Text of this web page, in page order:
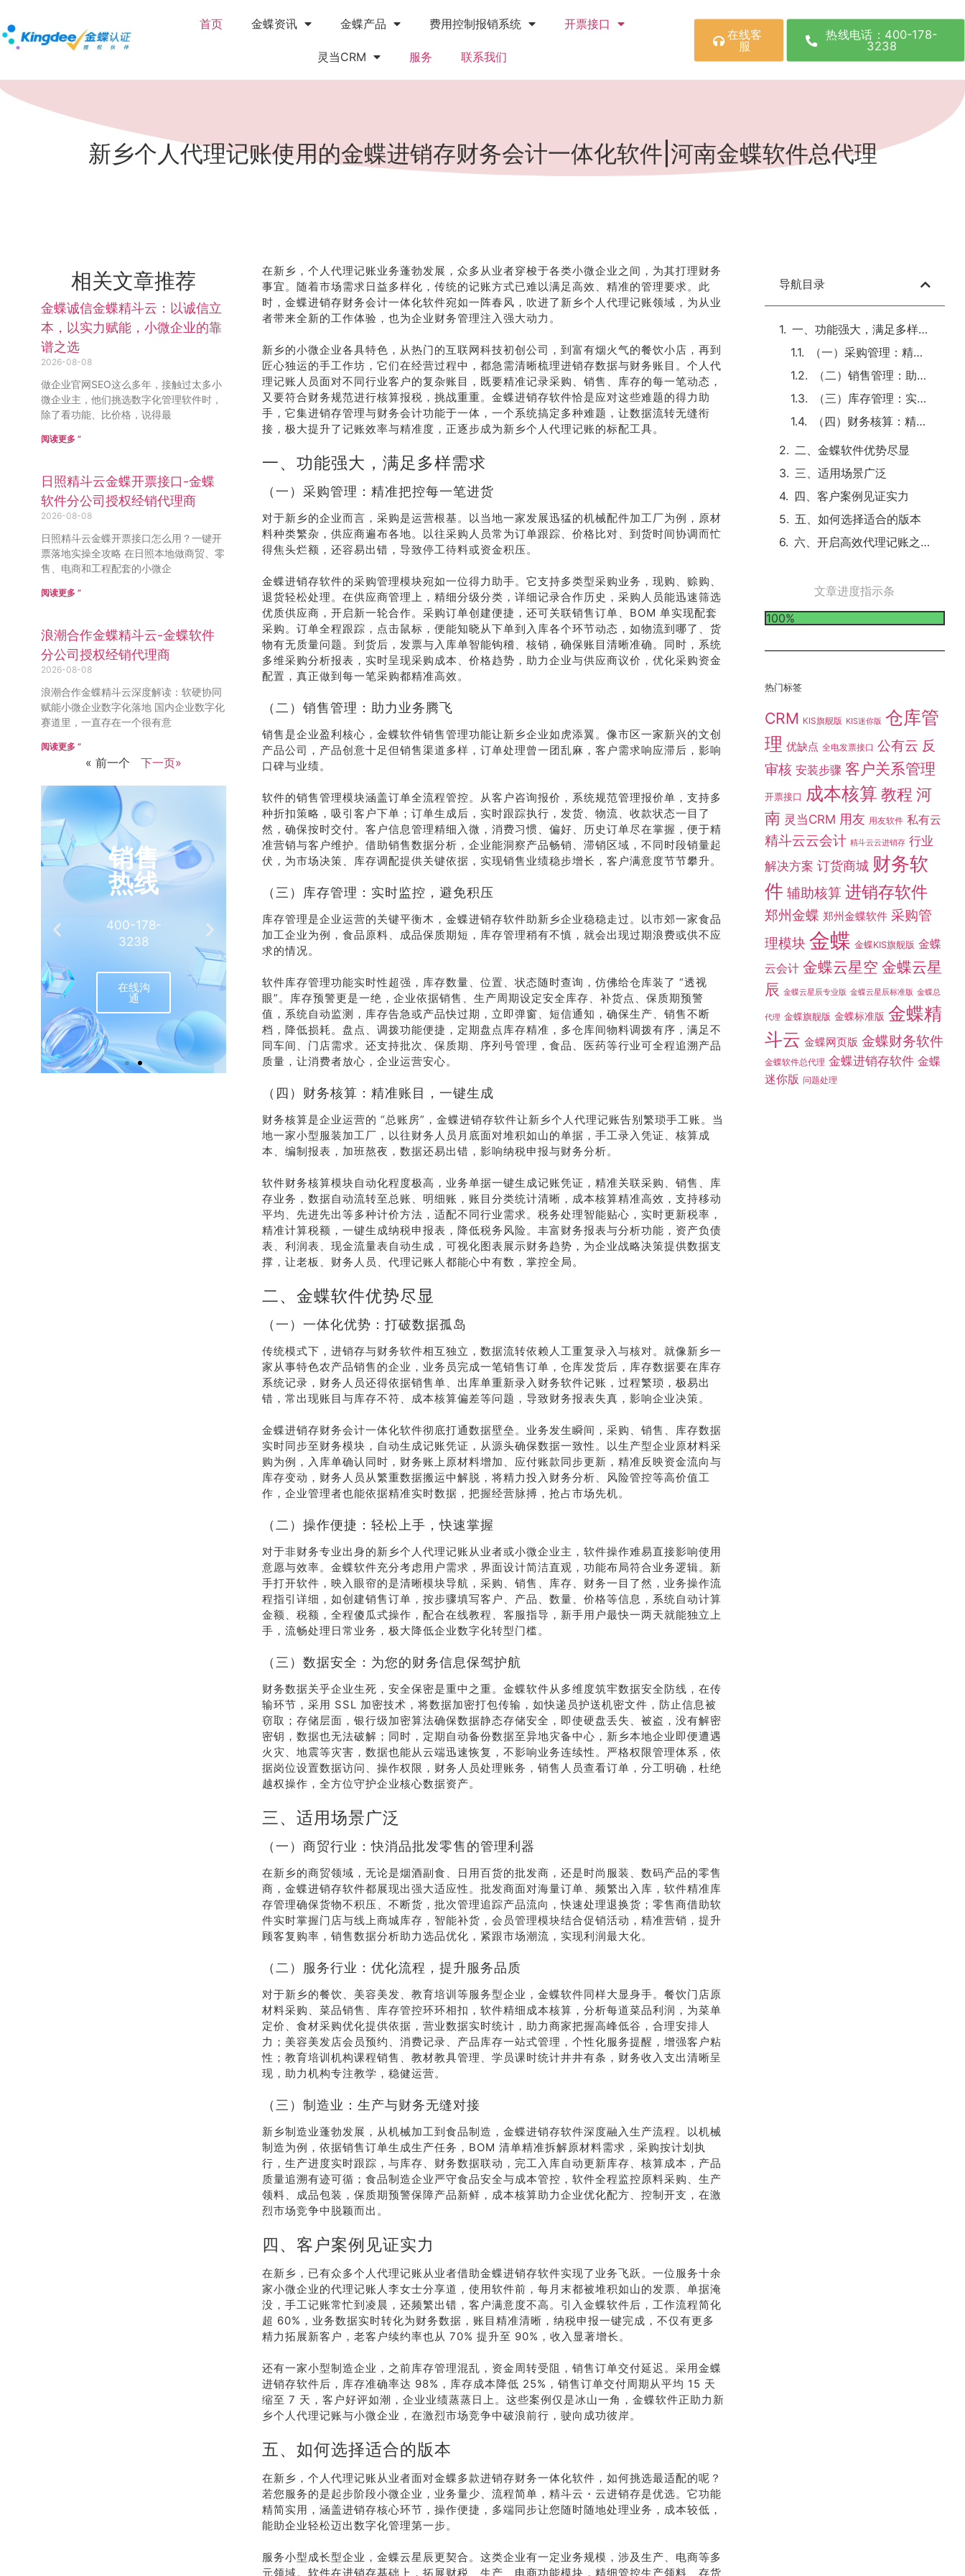
首页 金蝶资讯 金蝶产品 费用控制报销系统 开票接口
灵当CRM 服务 联系我们
在线客
服
热线电话：400-178-
3238
新乡个人代理记账使用的金蝶进销存财务会计一体化软件|河南金蝶软件总代理
相关文章推荐
金蝶诚信金蝶精斗云：以诚信立
本，以实力赋能，小微企业的靠
谱之选
2026-08-08
做企业官网SEO这么多年，接触过太多小
微企业主，他们挑选数字化管理软件时，
除了看功能、比价格，说得最
阅读更多 ”
日照精斗云金蝶开票接口-金蝶
软件分公司授权经销代理商
2026-08-08
日照精斗云金蝶开票接口怎么用？一键开
票落地实操全攻略 在日照本地做商贸、零
售、电商和工程配套的小微企
阅读更多 ”
浪潮合作金蝶精斗云-金蝶软件
分公司授权经销代理商
2026-08-08
浪潮合作金蝶精斗云深度解读：软硬协同
赋能小微企业数字化落地 国内企业数字化
赛道里，一直存在一个很有意
阅读更多 ”
« 前一个 下一页»
推荐
有礼
介绍客户豪礼
相送
销售
热线
400-178-
3238
在线沟
通
在新乡，个人代理记账业务蓬勃发展，众多从业者穿梭于各类小微企业之间，为其打理财务
事宜。随着市场需求日益多样化，传统的记账方式已难以满足高效、精准的管理要求。此
时，金蝶进销存财务会计一体化软件宛如一阵春风，吹进了新乡个人代理记账领域，为从业
者带来全新的工作体验，也为企业财务管理注入强大动力。
新乡的小微企业各具特色，从热门的互联网科技初创公司，到富有烟火气的餐饮小店，再到
匠心独运的手工作坊，它们在经营过程中，都急需清晰梳理进销存数据与财务账目。个人代
理记账人员面对不同行业客户的复杂账目，既要精准记录采购、销售、库存的每一笔动态，
又要符合财务规范进行核算报税，挑战重重。金蝶进销存软件恰是应对这些难题的得力助
手，它集进销存管理与财务会计功能于一体，一个系统搞定多种难题，让数据流转无缝衔
接，极大提升了记账效率与精准度，正逐步成为新乡个人代理记账的标配工具。
一、功能强大，满足多样需求
（一）采购管理：精准把控每一笔进货
对于新乡的企业而言，采购是运营根基。以当地一家发展迅猛的机械配件加工厂为例，原材
料种类繁杂，供应商遍布各地。以往采购人员常为订单跟踪、价格比对、到货时间协调而忙
得焦头烂额，还容易出错，导致停工待料或资金积压。
金蝶进销存软件的采购管理模块宛如一位得力助手。它支持多类型采购业务，现购、赊购、
退货轻松处理。在供应商管理上，精细分级分类，详细记录合作历史，采购人员能迅速筛选
优质供应商，开启新一轮合作。采购订单创建便捷，还可关联销售订单、BOM 单实现配套
采购。订单全程跟踪，点击鼠标，便能知晓从下单到入库各个环节动态，如物流到哪了、货
物有无质量问题。到货后，发票与入库单智能钩稽、核销，确保账目清晰准确。同时，系统
多维采购分析报表，实时呈现采购成本、价格趋势，助力企业与供应商议价，优化采购资金
配置，真正做到每一笔采购都精准高效。
（二）销售管理：助力业务腾飞
销售是企业盈利核心，金蝶软件销售管理功能让新乡企业如虎添翼。像市区一家新兴的文创
产品公司，产品创意十足但销售渠道多样，订单处理曾一团乱麻，客户需求响应滞后，影响
口碑与业绩。
软件的销售管理模块涵盖订单全流程管控。从客户咨询报价，系统规范管理报价单，支持多
种折扣策略，吸引客户下单；订单生成后，实时跟踪执行，发货、物流、收款状态一目了
然，确保按时交付。客户信息管理精细入微，消费习惯、偏好、历史订单尽在掌握，便于精
准营销与客户维护。借助销售数据分析，企业能洞察产品畅销、滞销区域，不同时段销量起
伏，为市场决策、库存调配提供关键依据，实现销售业绩稳步增长，客户满意度节节攀升。
（三）库存管理：实时监控，避免积压
库存管理是企业运营的关键平衡木，金蝶进销存软件助新乡企业稳稳走过。以市郊一家食品
加工企业为例，食品原料、成品保质期短，库存管理稍有不慎，就会出现过期浪费或供不应
求的情况。
软件库存管理功能实时性超强，库存数量、位置、状态随时查询，仿佛给仓库装了 “透视
眼”。库存预警更是一绝，企业依据销售、生产周期设定安全库存、补货点、保质期预警
值，系统自动监测，库存告急或产品快过期，立即弹窗、短信通知，确保生产、销售不断
档，降低损耗。盘点、调拨功能便捷，定期盘点库存精准，多仓库间物料调拨有序，满足不
同车间、门店需求。还支持批次、保质期、序列号管理，食品、医药等行业可全程追溯产品
质量，让消费者放心，企业运营安心。
（四）财务核算：精准账目，一键生成
财务核算是企业运营的 “总账房”，金蝶进销存软件让新乡个人代理记账告别繁琐手工账。当
地一家小型服装加工厂，以往财务人员月底面对堆积如山的单据，手工录入凭证、核算成
本、编制报表，加班熬夜，数据还易出错，影响纳税申报与财务分析。
软件财务核算模块自动化程度极高，业务单据一键生成记账凭证，精准关联采购、销售、库
存业务，数据自动流转至总账、明细账，账目分类统计清晰，成本核算精准高效，支持移动
平均、先进先出等多种计价方法，适配不同行业需求。税务处理智能贴心，实时更新税率，
精准计算税额，一键生成纳税申报表，降低税务风险。丰富财务报表与分析功能，资产负债
表、利润表、现金流量表自动生成，可视化图表展示财务趋势，为企业战略决策提供数据支
撑，让老板、财务人员、代理记账人都能心中有数，掌控全局。
二、金蝶软件优势尽显
（一）一体化优势：打破数据孤岛
传统模式下，进销存与财务软件相互独立，数据流转依赖人工重复录入与核对。就像新乡一
家从事特色农产品销售的企业，业务员完成一笔销售订单，仓库发货后，库存数据要在库存
系统记录，财务人员还得依据销售单、出库单重新录入财务软件记账，过程繁琐，极易出
错，常出现账目与库存不符、成本核算偏差等问题，导致财务报表失真，影响企业决策。
金蝶进销存财务会计一体化软件彻底打通数据壁垒。业务发生瞬间，采购、销售、库存数据
实时同步至财务模块，自动生成记账凭证，从源头确保数据一致性。以生产型企业原材料采
购为例，入库单确认同时，财务账上原材料增加、应付账款同步更新，精准反映资金流向与
库存变动，财务人员从繁重数据搬运中解脱，将精力投入财务分析、风险管控等高价值工
作，企业管理者也能依据精准实时数据，把握经营脉搏，抢占市场先机。
（二）操作便捷：轻松上手，快速掌握
对于非财务专业出身的新乡个人代理记账从业者或小微企业主，软件操作难易直接影响使用
意愿与效率。金蝶软件充分考虑用户需求，界面设计简洁直观，功能布局符合业务逻辑。新
手打开软件，映入眼帘的是清晰模块导航，采购、销售、库存、财务一目了然，业务操作流
程指引详细，如创建销售订单，按步骤填写客户、产品、数量、价格等信息，系统自动计算
金额、税额，全程傻瓜式操作，配合在线教程、客服指导，新手用户最快一两天就能独立上
手，流畅处理日常业务，极大降低企业数字化转型门槛。
（三）数据安全：为您的财务信息保驾护航
财务数据关乎企业生死，安全保密是重中之重。金蝶软件从多维度筑牢数据安全防线，在传
输环节，采用 SSL 加密技术，将数据加密打包传输，如快递员护送机密文件，防止信息被
窃取；存储层面，银行级加密算法确保数据静态存储安全，即使硬盘丢失、被盗，没有解密
密钥，数据也无法破解；同时，定期自动备份数据至异地灾备中心，新乡本地企业即便遭遇
火灾、地震等灾害，数据也能从云端迅速恢复，不影响业务连续性。严格权限管理体系，依
据岗位设置数据访问、操作权限，财务人员处理账务，销售人员查看订单，分工明确，杜绝
越权操作，全方位守护企业核心数据资产。
三、适用场景广泛
（一）商贸行业：快消品批发零售的管理利器
在新乡的商贸领域，无论是烟酒副食、日用百货的批发商，还是时尚服装、数码产品的零售
商，金蝶进销存软件都展现出强大适应性。批发商面对海量订单、频繁出入库，软件精准库
存管理确保货物不积压、不断货，批次管理追踪产品流向，快速处理退换货；零售商借助软
件实时掌握门店与线上商城库存，智能补货，会员管理模块结合促销活动，精准营销，提升
顾客复购率，销售数据分析助力选品优化，紧跟市场潮流，实现利润最大化。
（二）服务行业：优化流程，提升服务品质
对于新乡的餐饮、美容美发、教育培训等服务型企业，金蝶软件同样大显身手。餐饮门店原
材料采购、菜品销售、库存管控环环相扣，软件精细成本核算，分析每道菜品利润，为菜单
定价、食材采购优化提供依据，营业数据实时统计，助力商家把握高峰低谷，合理安排人
力；美容美发店会员预约、消费记录、产品库存一站式管理，个性化服务提醒，增强客户粘
性；教育培训机构课程销售、教材教具管理、学员课时统计井井有条，财务收入支出清晰呈
现，助力机构专注教学，稳健运营。
（三）制造业：生产与财务无缝对接
新乡制造业蓬勃发展，从机械加工到食品制造，金蝶进销存软件深度融入生产流程。以机械
制造为例，依据销售订单生成生产任务，BOM 清单精准拆解原材料需求，采购按计划执
行，生产进度实时跟踪，与库存、财务数据联动，完工入库自动更新库存、核算成本，产品
质量追溯有迹可循；食品制造企业严守食品安全与成本管控，软件全程监控原料采购、生产
领料、成品包装，保质期预警保障产品新鲜，成本核算助力企业优化配方、控制开支，在激
烈市场竞争中脱颖而出。
四、客户案例见证实力
在新乡，已有众多个人代理记账从业者借助金蝶进销存软件实现了业务飞跃。一位服务十余
家小微企业的代理记账人李女士分享道，使用软件前，每月末都被堆积如山的发票、单据淹
没，手工记账常忙到凌晨，还频繁出错，客户满意度不高。引入金蝶软件后，工作流程简化
超 60%，业务数据实时转化为财务数据，账目精准清晰，纳税申报一键完成，不仅有更多
精力拓展新客户，老客户续约率也从 70% 提升至 90%，收入显著增长。
还有一家小型制造企业，之前库存管理混乱，资金周转受阻，销售订单交付延迟。采用金蝶
进销存软件后，库存准确率达 98%，库存成本降低 25%，销售订单交付周期从平均 15 天
缩至 7 天，客户好评如潮，企业业绩蒸蒸日上。这些案例仅是冰山一角，金蝶软件正助力新
乡个人代理记账与小微企业，在激烈市场竞争中破浪前行，驶向成功彼岸。
五、如何选择适合的版本
在新乡，个人代理记账从业者面对金蝶多款进销存财务一体化软件，如何挑选最适配的呢？
若您服务的是起步阶段小微企业，业务量少、流程简单，精斗云・云进销存是优选。它功能
精简实用，涵盖进销存核心环节，操作便捷，多端同步让您随时随地处理业务，成本较低，
能助企业轻松迈出数字化管理第一步。
服务小型成长型企业，金蝶云星辰更契合。这类企业有一定业务规模，涉及生产、电商等多
元领域。软件在进销存基础上，拓展财税、生产、电商功能模块，精细管控生产领料、存货
导航目录
一、功能强大，满足多样需求
（一）采购管理：精准把控每一笔进货
（二）销售管理：助力业务腾飞
（三）库存管理：实时监控，避免积压
（四）财务核算：精准账目，一键生成
二、金蝶软件优势尽显
三、适用场景广泛
四、客户案例见证实力
五、如何选择适合的版本
六、开启高效代理记账之旅
文章进度指示条
100%
热门标签
CRM KIS旗舰版 KIS迷你版 仓库管
理 优缺点 全电发票接口 公有云 反
审核 安装步骤 客户关系管理
开票接口 成本核算 教程 河
南 灵当CRM 用友 用友软件 私有云
精斗云云会计 精斗云云进销存 行业
解决方案 订货商城 财务软
件 辅助核算 进销存软件
郑州金蝶 郑州金蝶软件 采购管
理模块 金蝶 金蝶KIS旗舰版 金蝶
云会计 金蝶云星空 金蝶云星
辰 金蝶云星辰专业版 金蝶云星辰标准版 金蝶总
代理 金蝶旗舰版 金蝶标准版 金蝶精
斗云 金蝶网页版 金蝶财务软件
金蝶软件总代理 金蝶进销存软件 金蝶
迷你版 问题处理